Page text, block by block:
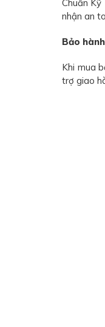
Chuẩn
nhận an
Bảo
Khi mua
trợ giao